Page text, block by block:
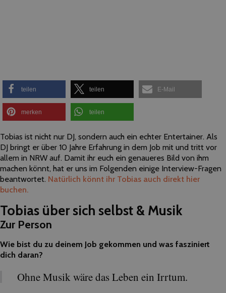
teilen teilen E-Mail
merken teilen
Tobias ist nicht nur DJ, sondern auch ein echter Entertainer. Als
DJ bringt er über 10 Jahre Erfahrung in dem Job mit und tritt vor
allem in NRW auf. Damit ihr euch ein genaueres Bild von ihm
machen könnt, hat er uns im Folgenden einige Interview-Fragen
beantwortet. Natürlich könnt ihr Tobias auch direkt hier
buchen.
Tobias über sich selbst & Musik
Zur Person
Wie bist du zu deinem Job gekommen und was fasziniert
dich daran?
Ohne Musik wäre das Leben ein Irrtum.